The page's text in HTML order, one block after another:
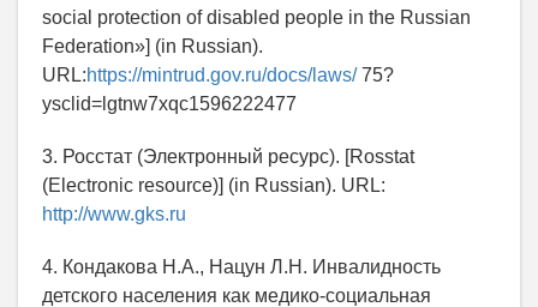
social protection of disabled people in the Russian
Federation»] (in Russian).
URL:https://mintrud.gov.ru/docs/laws/75?
ysclid=lgtnw7xqc1596222477
3. Росстат (Электронный ресурс). [Rosstat
(Electronic resource)] (in Russian). URL:
http://www.gks.ru
4. Кондакова Н.А., Нацун Л.Н. Инвалидность
детского населения как медико-социальная